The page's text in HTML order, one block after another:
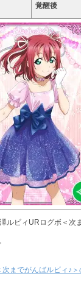
覚醒後
ルビィURログボ＜次
までがんばルビィ♪